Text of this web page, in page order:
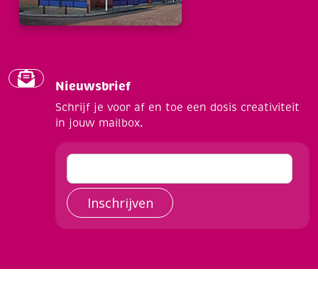
Nieuwsbrief
Schrijf je voor af en toe een dosis creativiteit
in jouw mailbox.
Inschrijven